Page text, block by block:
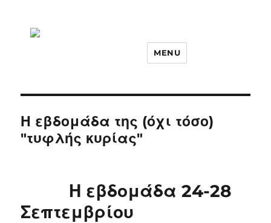
MENU
Η εβδομάδα της (όχι τόσο)
"τυφλής κυρίας"
Η εβδομάδα 24-28
Σεπτεμβρίου